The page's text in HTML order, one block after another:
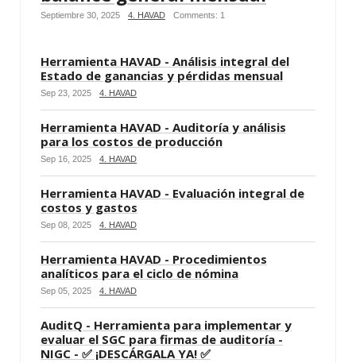
Septiembre 30, 2025 4. HAVAD Comments: 1
Herramienta HAVAD - Análisis integral del
Estado de ganancias y pérdidas mensual
Sep 23, 2025 4. HAVAD
Herramienta HAVAD - Auditoría y análisis
para los costos de producción
Sep 16, 2025 4. HAVAD
Herramienta HAVAD - Evaluación integral de
costos y gastos
Sep 08, 2025 4. HAVAD
Herramienta HAVAD - Procedimientos
analíticos para el ciclo de nómina
Sep 05, 2025 4. HAVAD
AuditQ - Herramienta para implementar y
evaluar el SGC para firmas de auditoría -
NIGC - ✅ ¡DESCÁRGALA YA! ✅